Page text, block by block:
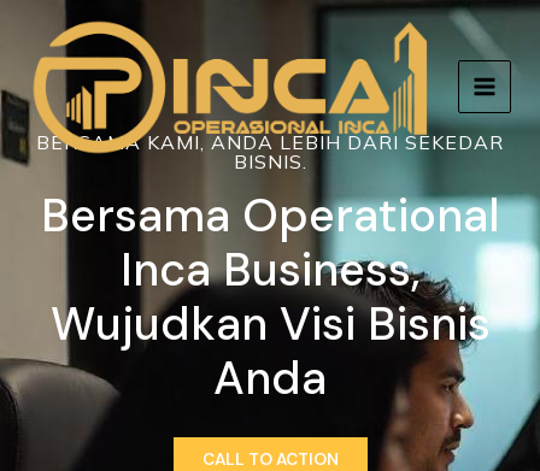
content
MAIN
BERSAMA KAMI, ANDA LEBIH DARI SEKEDAR
BISNIS.
Bersama Operational
Inca Business,
Wujudkan Visi Bisnis
Anda
CALL TO ACTION